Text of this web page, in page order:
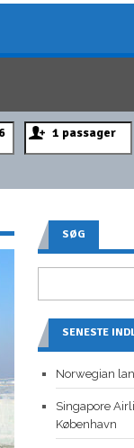
SØG
SENESTE
Norwegian
Singapore
København